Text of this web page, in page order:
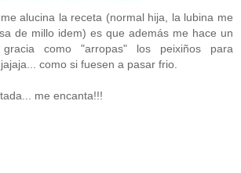
alucina la receta (normal hija, la lubina me
de millo idem) es que además me hace un
como "arropas" los peixiños para
como si fuesen a pasar frio.
me encanta!!!